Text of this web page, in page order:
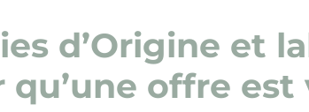
d’Origine et
qu’une offre